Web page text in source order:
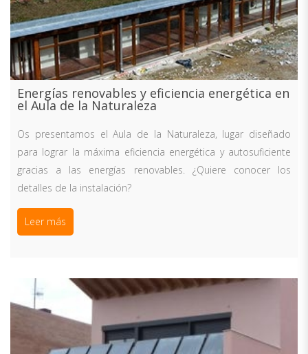
Energías renovables y eficiencia energética en
el Aula de la Naturaleza
Os presentamos el Aula de la Naturaleza, lugar diseñado
para lograr la máxima eficiencia energética y autosuficiente
gracias a las energías renovables. ¿Quiere conocer los
detalles de la instalación?
Leer más